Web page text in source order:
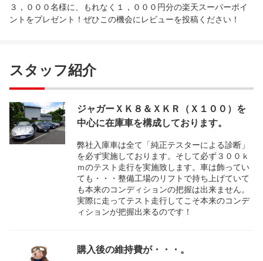
３，０００名様に、もれなく１，０００円分の楽天スーパーポイ
ントをプレゼント！ぜひこの機会にレビューを投稿ください！
スタッフ紹介
ジャガーＸＫ８＆ＸＫＲ（Ｘ１００）を
中心に在庫車を構成しております。
弊社入庫車は全て「純正テスターによる診断」
を必ず実施しております。そして必ず３００ｋ
ｍのテスト走行を実施致します。車は飾ってい
ても・・・整備工場のリフトで持ち上げていて
も本来のコンディションの把握は出来ません。
実際に走ってテスト走行してこそ本来のコンデ
ィションが把握出来るのです！
購入後の維持費が・・・。